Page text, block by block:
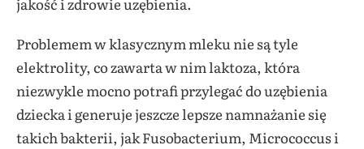
Problemem w klasycznym mleku nie są tyle
elektrolity, co zawarta w nim laktoza, która
niezwykle mocno potrafi przylegać do uzębienia
dziecka i generuje jeszcze lepsze namnażanie się
takich bakterii, jak Fusobacterium, Micrococcus i